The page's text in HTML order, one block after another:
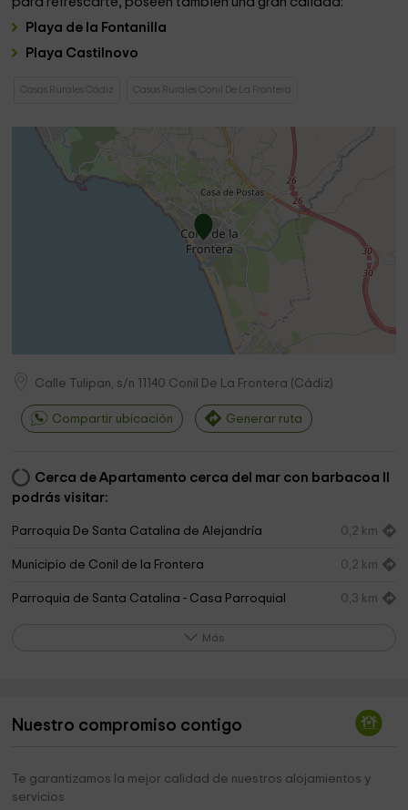
Playa de la Fontanilla
Playa Castilnovo
Casas Rurales Cádiz Casas Rurales Conil De La Frontera
Calle Tulipan, s/n 11140 Conil De La Frontera (Cádiz)
Compartir ubicación Generar ruta
Cerca de Apartamento cerca del mar con barbacoa II
podrás visitar:
Parroquia De Santa Catalina de Alejandría 0,2 km
Municipio de Conil de la Frontera 0,2 km
Parroquia de Santa Catalina - Casa Parroquial 0,3 km
Parroquia De Santa Catalina Casaparroquial 0,3 km
La Chanca (Centro de interpretación y
Más
Nuestro compromiso contigo
Te garantizamos la mejor calidad de nuestros alojamientos y
servicios